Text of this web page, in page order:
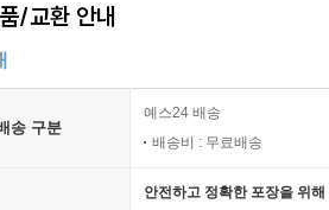
/교환 안내
송 구분
예스24 배송
배송비 : 무료배송
안전하고 정확한 포장을 위